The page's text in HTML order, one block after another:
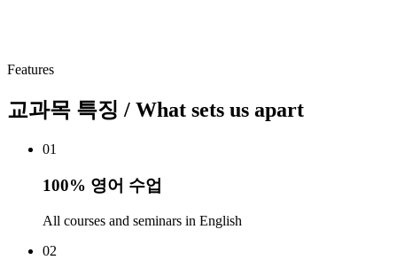
Features
교과목 특징 / What sets us apart
01
100% 영어 수업
All courses and seminars in English
02